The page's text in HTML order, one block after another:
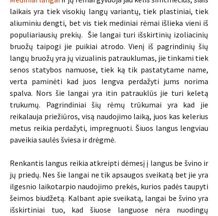
laikais yra tiek visokių langų variantų, tiek plastiniai, tiek
aliuminiu dengti, bet vis tiek mediniai rėmai išlieka vieni iš
populiariausių prekių. Šie langai turi išskirtinių izoliacinių
bruožų taipogi jie puikiai atrodo. Vienį iš pagrindinių šių
langų bruožų yra jų vizualinis patrauklumas, jie tinkami tiek
senos statybos namuose, tiek ką tik pastatytame name,
verta paminėti kad juos lengva perdažyti jums norima
spalva. Nors šie langai yra itin patrauklūs jie turi keletą
trukumų. Pagrindiniai šių rėmų trūkumai yra kad jie
reikalauja priežiūros, visą naudojimo laiką, juos kas kelerius
metus reikia perdažyti, impregnuoti. Šiuos langus lengviau
paveikia saulės šviesa ir drėgmė.
Renkantis langus reikia atkreipti dėmesį į langus be švino ir
jų priedų. Nes šie langai ne tik apsaugos sveikatą bet jie yra
ilgesnio laikotarpio naudojimo prekės, kurios padės taupyti
šeimos biudžetą. Kalbant apie sveikatą, langai be švino yra
išskirtiniai tuo, kad šiuose languose nėra nuodingų